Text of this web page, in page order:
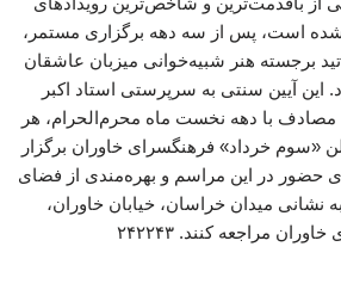
شده است، پس از سه دهه برگزاری مستمر،
برجسته هنر شبیه‌خوانی میزبان عاشقان
این آیین سنتی به سرپرستی استاد اکبر
تا ۴ تیرماه ۱۴۰۵، مصادف با دهه نخست ماه محرم‌الحرام، هر
۱۷ در سالن «سوم خرداد» فرهنگسرای خاوران برگزار
حضور در این مراسم و بهره‌مندی از فضای
نشانی میدان خراسان، خیابان خاوران،
مراجعه کنند. ۲۴۲۲۴۳